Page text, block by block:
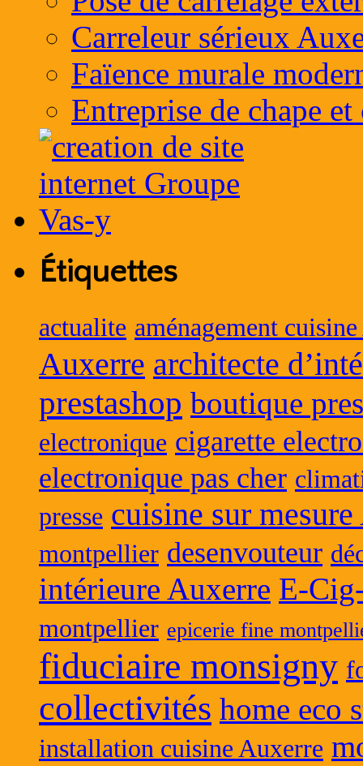
Carreleur sérieux
Faïence murale
Entreprise de chape
Étiquettes
actualite aménagement
Auxerre architecte
prestashop boutique
electronique cigarette
electronique pas cher
presse cuisine sur
montpellier desenvouteur
intérieure Auxerre E-
montpellier epicerie fine
fiduciaire monsigny
collectivités home eco
installation cuisine Auxerre